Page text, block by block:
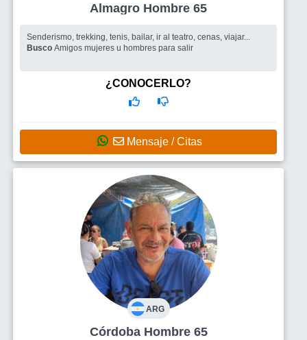
Almagro Hombre 65
Senderismo, trekking, tenis, bailar, ir al teatro, cenas, viajar...
Busco
Amigos mujeres u hombres para salir
¿CONOCERLO?
Mensaje / Citas
ARG
Córdoba Hombre 65